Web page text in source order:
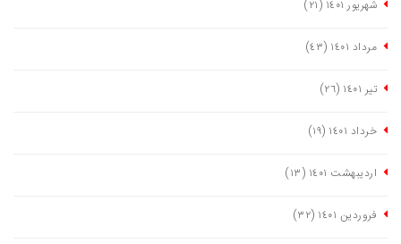
شهریور ١٤٠١ (٢١)
مرداد ١٤٠١ (٤٣)
تیر ١٤٠١ (٢٦)
خرداد ١٤٠١ (١٩)
اردیبهشت ١٤٠١ (١٣)
فروردین ١٤٠١ (٣٢)